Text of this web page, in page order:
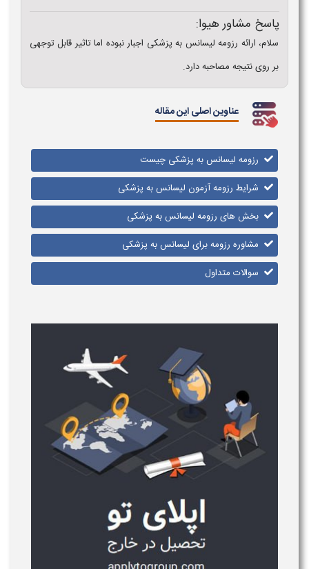
پاسخ مشاور هیوا:
سلام، ارائه رزومه لیسانس به پزشکی اجبار نبوده اما تاثیر قابل توجهی
بر روی نتیجه مصاحبه دارد.
عناوین اصلی این مقاله
رزومه لیسانس به پزشکی چیست
شرایط رزومه آزمون لیسانس به پزشکی
بخش های رزومه لیسانس به پزشکی
مشاوره رزومه برای لیسانس به پزشکی
سوالات متداول